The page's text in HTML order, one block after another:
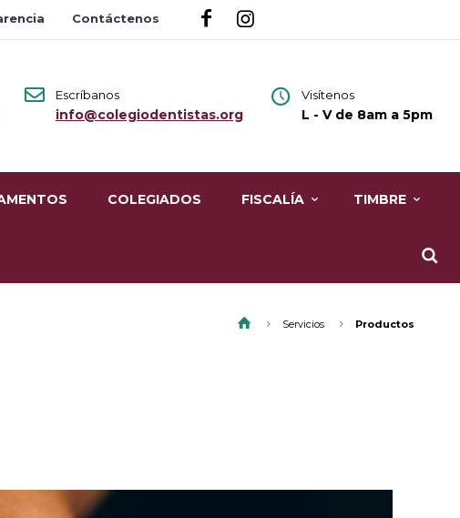
Contáctenos
Escríbanos
info@colegiodentistas.org
Visítenos
L - V de 8am a 5pm
COLEGIADOS FISCALÍA TIMBRE
Servicios Productos